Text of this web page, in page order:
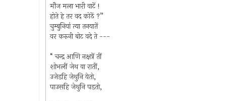
मौज मला भारी वाटें !
होते हे तर वद कोठें ?”
चुम्बुनियां त्या तनयातें
वर करुनी बोट वदे ते ---
“ चन्द्र आणि नक्षत्रें तीं
शोभलीं जेथ वा रातीं,
उजेडहि जेथुनि येतो,
पाउसहि जेथुनि पडतो,